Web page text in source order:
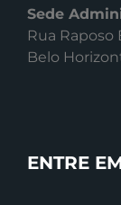
Sede
Rua Raposo
Belo
ENTRE